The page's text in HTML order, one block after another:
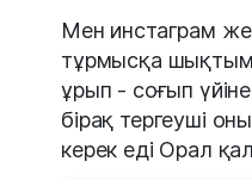
Мен инстаграм
тұрмысқа шықтым.
ұрып - соғып
бірақ тергеуші
керек еді Орал